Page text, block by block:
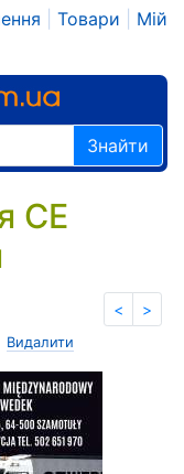
Товари
Мій
Знайти
CE
< >
Видалити